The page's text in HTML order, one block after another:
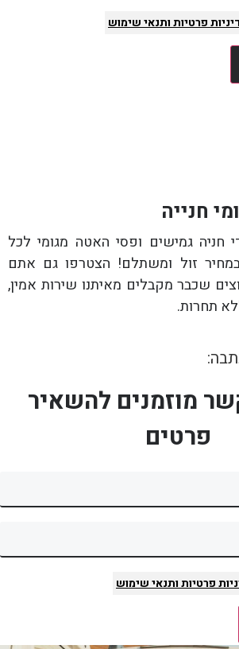
פרטיותותנאי שימוש
חנייה
חניה גמישים ופסי האטה מגומי לכל
זול ומשתלם! הצטרפו גם אתם
שכבר מקבלים מאיתנו שירות אמין,
תחרות.
מוזמנים להשאיר
פרטים
פרטיותותנאי שימוש